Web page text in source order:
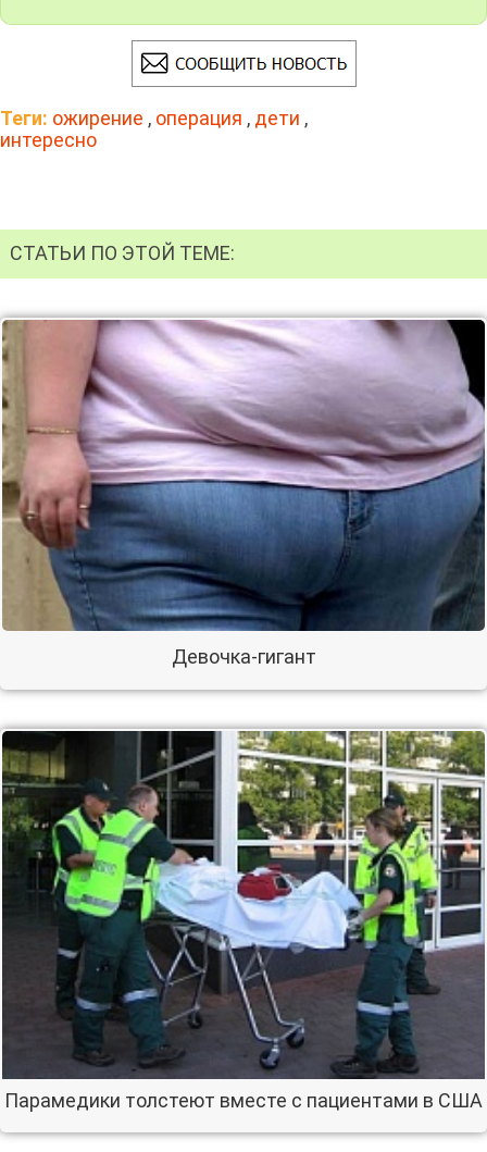
Теги: ожирение , операция , дети ,
интересно
СТАТЬИ ПО ЭТОЙ ТЕМЕ:
Девочка-гигант
Парамедики толстеют вместе с пациентами в США